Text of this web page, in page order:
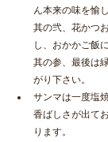
ん本来の味を愉し
其の弐、花かつ
し、おかかご飯
其の参、最後は
がり下さい。
サンマは一度塩
香ばしさが出て
ります。